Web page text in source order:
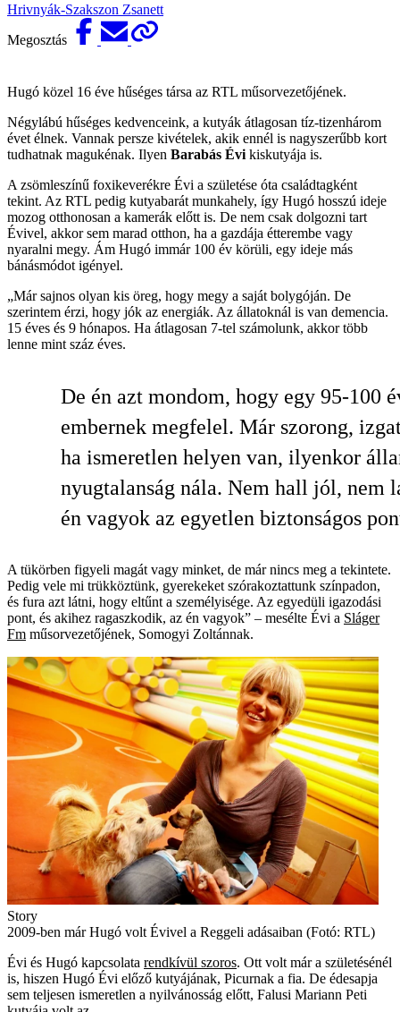
Hrivnyák-Szakszon Zsanett
Megosztás
Hugó közel 16 éve hűséges társa az RTL műsorvezetőjének.
Négylábú hűséges kedvenceink, a kutyák átlagosan tíz-tizenhárom
évet élnek. Vannak persze kivételek, akik ennél is nagyszerűbb kort
tudhatnak magukénak. Ilyen Barabás Évi kiskutyája is.
A zsömleszínű foxikeverékre Évi a születése óta családtagként
tekint. Az RTL pedig kutyabarát munkahely, így Hugó hosszú ideje
mozog otthonosan a kamerák előtt is. De nem csak dolgozni tart
Évivel, akkor sem marad otthon, ha a gazdája étterembe vagy
nyaralni megy. Ám Hugó immár 100 év körüli, egy ideje más
bánásmódot igényel.
„Már sajnos olyan kis öreg, hogy megy a saját bolygóján. De
szerintem érzi, hogy jók az energiák. Az állatoknál is van demencia.
15 éves és 9 hónapos. Ha átlagosan 7-tel számolunk, akkor több
lenne mint száz éves.
De én azt mondom, hogy egy 95-100
embernek megfelel. Már szorong,
ha ismeretlen helyen van, ilyenkor
nyugtalanság nála. Nem hall jól, nem
én vagyok az egyetlen biztonságos
A tükörben figyeli magát vagy minket, de már nincs meg a tekintete.
Pedig vele mi trükköztünk, gyerekeket szórakoztattunk színpadon,
és fura azt látni, hogy eltűnt a személyisége. Az egyedüli igazodási
pont, és akihez ragaszkodik, az én vagyok” – mesélte Évi a Sláger
Fm műsorvezetőjének, Somogyi Zoltánnak.
Story
2009-ben már Hugó volt Évivel a Reggeli adásaiban (Fotó: RTL)
Évi és Hugó kapcsolata rendkívül szoros. Ott volt már a születésénél
is, hiszen Hugó Évi előző kutyájának, Picurnak a fia. De édesapja
sem teljesen ismeretlen a nyilvánosság előtt, Falusi Mariann Peti